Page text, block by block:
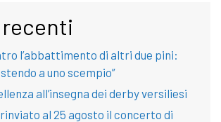
l’abbattimento di altri due pini:
a uno scempio”
all’insegna dei derby versiliesi
al 25 agosto il concerto di